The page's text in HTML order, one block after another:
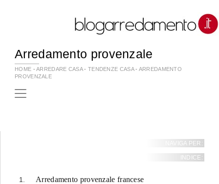
Arredamento provenzale
HOME -ARREDARE CASA- TENDENZE CASA - ARREDAMENTO
PROVENZALE
NAVIGA PER:
INDICE:
Arredamento provenzale francese